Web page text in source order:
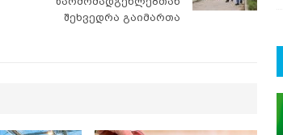
შეხვედრა გაიმართა